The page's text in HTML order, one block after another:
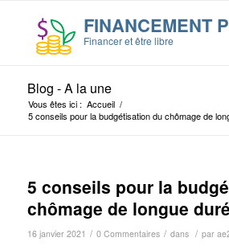
Blog - A la une
Vous êtes ici : Accueil /
5 conseils pour la budgétisation du chômage de
5 conseils pour la
chômage de longue
16 janvier 2021 / 0 Commentaires / dans / par